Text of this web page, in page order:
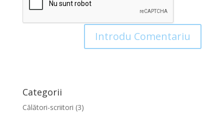
Categorii
Călători-scriitori (3)